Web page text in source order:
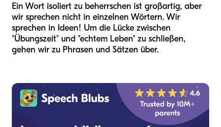
Ein Wort isoliert zu beherrschen ist großartig, aber
wir sprechen nicht in einzelnen Wörtern. Wir
sprechen in Ideen! Um die Lücke zwischen
"Übungszeit" und "echtem Leben" zu schließen,
gehen wir zu Phrasen und Sätzen über.